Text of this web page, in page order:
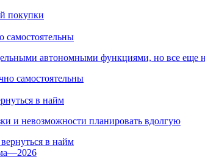
самостоятельны
автономными функциями, но все еще
в найм
и невозможности планировать вдолгую